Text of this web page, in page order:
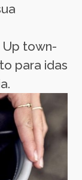
town-
para idas